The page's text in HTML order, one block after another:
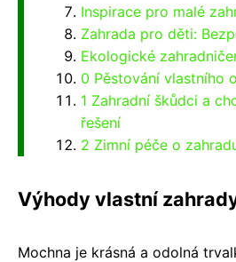
Inspirace pro malé
Zahrada pro děti:
Ekologické
0 Pěstování vlastního
1 Zahradní škůdci a
řešení
2 Zimní péče o
Výhody vlastní
Mochna je krásná a odolná